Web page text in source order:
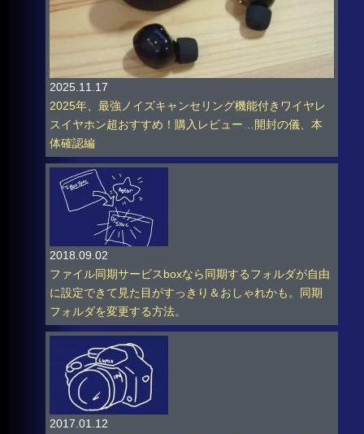
2025.11.17
2025年、最強ノイズキャンセリング機能付きワイヤレ
スイヤホン超おすすめ！購入レビュー…開封の儀、本
体確認編
2018.09.02
ファイル同期サービスboxなら同期するフォルダが自由
に設定できて見た目がすっきり＆おしゃれかも。同期
フォルダを変更する方法。
2017.01.12